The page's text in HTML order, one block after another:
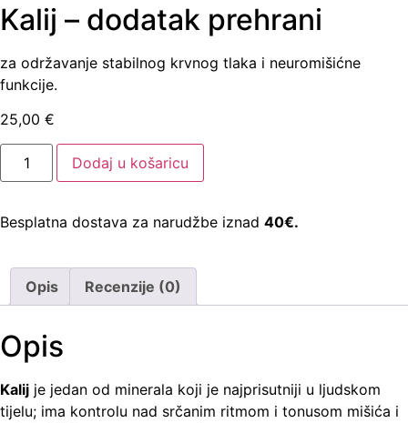
Kalij – dodatak prehrani
za održavanje stabilnog krvnog tlaka i neuromišićne
funkcije.
25,00 €
Dodaj u košaricu
Besplatna dostava za narudžbe iznad 40€.
Opis Recenzije (0)
Opis
Kalij je jedan od minerala koji je najprisutniji u ljudskom
tijelu; ima kontrolu nad srčanim ritmom i tonusom mišića i